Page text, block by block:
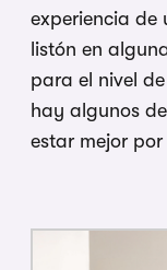
experiencia de
listón en
para el nivel
hay algunos
estar mejor